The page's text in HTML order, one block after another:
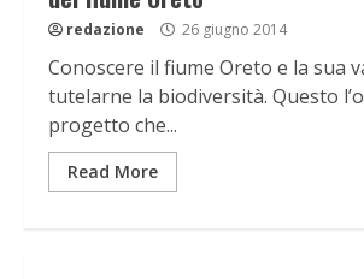
redazione 26 giugno 2014
Conoscere il fiume Oreto e la sua
tutelarne la biodiversità. Questo
progetto che...
Read More